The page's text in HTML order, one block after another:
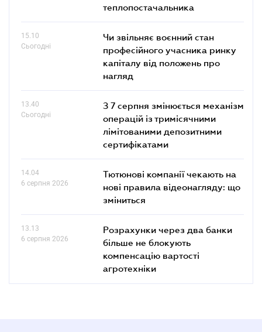
теплопостачальника
15.10
Сьогодні
Чи звільняє воєнний стан
професійного учасника ринку
капіталу від положень про
нагляд
13.40
Сьогодні
З 7 серпня змінюється механізм
операцій із тримісячними
лімітованими депозитними
сертифікатами
14.04
6 серпня 2026
Тютюнові компанії чекають на
нові правила відеонагляду: що
зміниться
13.13
6 серпня 2026
Розрахунки через два банки
більше не блокують
компенсацію вартості
агротехніки